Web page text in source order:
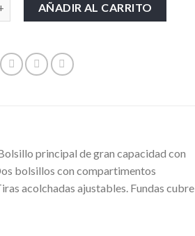
AÑADIR AL CARRITO
principal de gran capacidad con
bolsillos con compartimentos
acolchadas ajustables. Fundas cubre